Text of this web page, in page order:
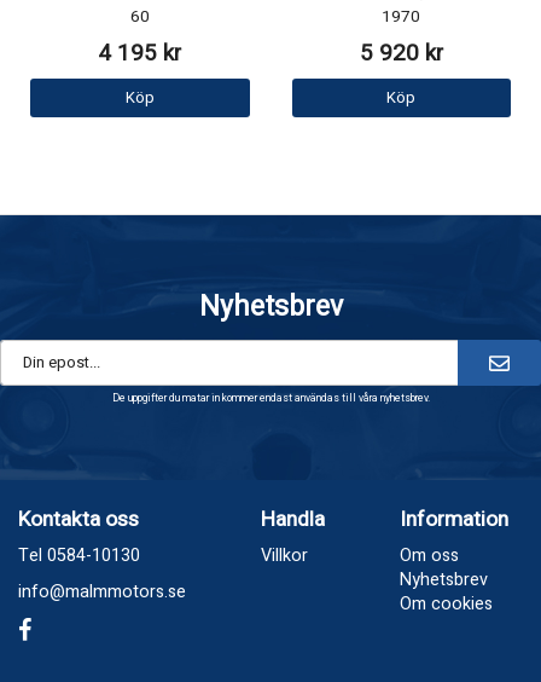
60
4 195 kr
Köp
1970
5 920 kr
Köp
Nyhetsbrev
De uppgifter du matar in kommer endast användas till våra nyhetsbrev.
Kontakta oss
Tel 0584-10130
info@malmmotors.se
Handla
Villkor
Information
Om oss
Nyhetsbrev
Om cookies